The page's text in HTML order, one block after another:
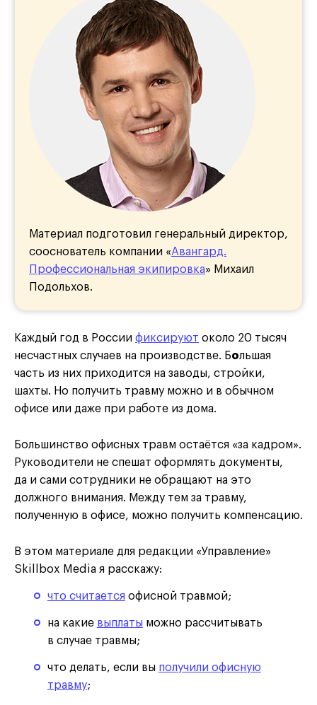
Материал подготовил генеральный директор,
сооснователь компании «Авангард.
Профессиональная экипировка» Михаил
Подольхов.
Каждый год в России фиксируют около 20 тысяч
несчастных случаев на производстве. Большая
часть из них приходится на заводы, стройки,
шахты. Но получить травму можно и в обычном
офисе или даже при работе из дома.
Большинство офисных травм остаётся «за кадром».
Руководители не спешат оформлять документы,
да и сами сотрудники не обращают на это
должного внимания. Между тем за травму,
полученную в офисе, можно получить компенсацию.
В этом материале для редакции «Управление»
Skillbox Media я расскажу:
что считается офисной травмой;
на какие выплаты можно рассчитывать
в случае травмы;
что делать, если вы получили офисную
травму;